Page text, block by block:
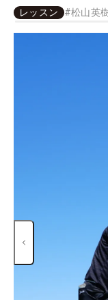
レッスン #松山英